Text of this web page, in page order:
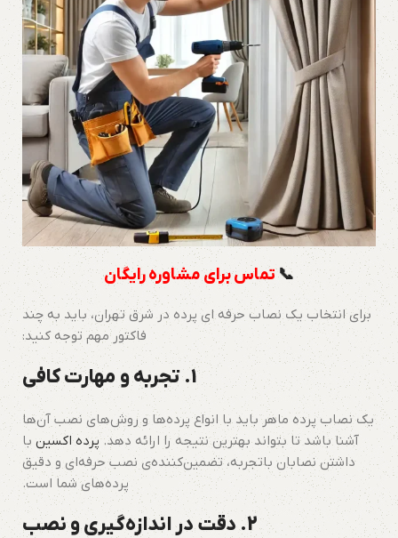
📞تماس برای مشاوره رایگان
برای انتخاب یک نصاب حرفه ای پرده در شرق تهران، باید به چند
فاکتور مهم توجه کنید:
1. تجربه و مهارت کافی
یک نصاب پرده ماهر باید با انواع پرده‌ها و روش‌های نصب آن‌ها
آشنا باشد تا بتواند بهترین نتیجه را ارائه دهد. پرده اکسین با
داشتن نصابان باتجربه، تضمین‌کننده‌ی نصب حرفه‌ای و دقیق
پرده‌های شما است.
2. دقت در اندازه‌گیری و نصب